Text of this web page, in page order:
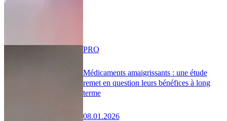
Médicaments amaigrissants : une étude
remet en question leurs bénéfices à long
terme
08.01.2026
PRO